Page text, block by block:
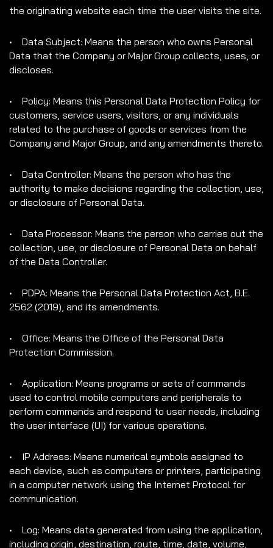
the originating website each time the user visits the site.
• Data Subject: Means the person who owns Personal
Data that the Company or Major Group collects, uses, or
discloses.
• Policy: Means this Personal Data Protection Policy for
customers, service users, visitors, or any individuals
related to the purchase of goods or services from the
Company and Major Group, and any amendments thereto.
• Data Controller: Means the person who has the
authority to make decisions regarding the collection, use,
or disclosure of Personal Data.
• Data Processor: Means the person who carries out the
collection, use, or disclosure of Personal Data on behalf
of the Data Controller.
• PDPA: Means the Personal Data Protection Act, B.E.
2562 (2019), and its amendments.
• Office: Means the Office of the Personal Data
Protection Commission.
• Application: Means programs or sets of commands
used to control mobile computers and peripherals to
perform commands and respond to user needs, including
the user interface (UI) for various operations.
• IP Address: Means numerical symbols assigned to
each device, such as computers or printers, participating
in a computer network using the Internet Protocol for
communication.
• Log: Means data generated from using the application,
including origin, destination, route, time, date, volume,